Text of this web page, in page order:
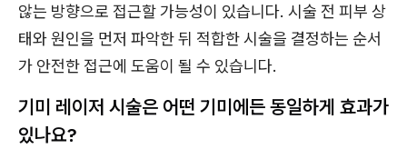
않는 방향으로 접근할 가능성이 있습니다. 시술 전 피부 상
태와 원인을 먼저 파악한 뒤 적합한 시술을 결정하는 순서
가 안전한 접근에 도움이 될 수 있습니다.
기미 레이저 시술은 어떤 기미에든 동일하게 효과가
있나요?